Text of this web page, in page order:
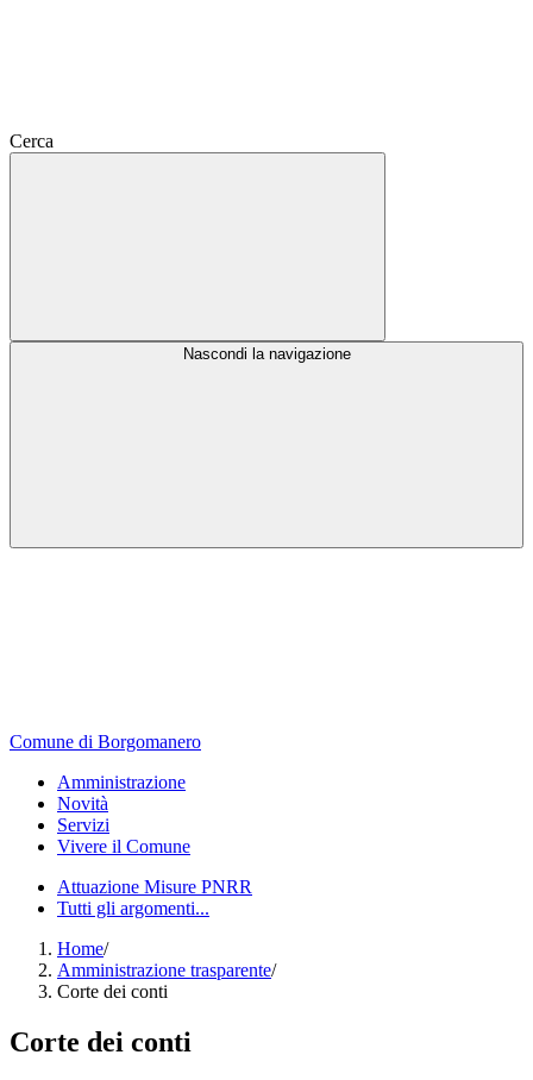
Cerca
Nascondi la navigazione
Comune di Borgomanero
Amministrazione
Novità
Servizi
Vivere il Comune
Attuazione Misure PNRR
Tutti gli argomenti...
Home/
Amministrazione trasparente/
Corte dei conti
Corte dei conti